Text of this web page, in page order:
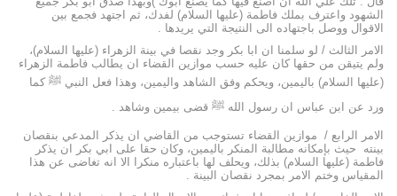
الشهود واعترف بملك فاطمة (عليها السلام) لفدك، ثم اجتهد فجمع بين
الاقوال ووصل باجتهاده الى النتيجة التي يريدها .
الامر الثالث / لو سلمنا ان ابا بكر وجد نقصا في بينة الزهراء (عليها السلام)،
ولم يتيقن من حقها كان عليه حسب موازين القضاء ان يطالب فاطمة الزهراء
(عليها السلام) باليمين، ويحكم وفق الشاهد واليمين، وهذا فعل النبي ﷺ كما
ورد عن ابن عباس ان رسول الله ﷺ قضى بيمين وشاهد .
الامر الرابع / موازين القضاء تستوجب من القاضي ان يذكر المدعي بنقصان
بينته حيث بإمكانه مطالبة المنكر باليمين، وكان حقا على ابي بكر ان يذكر
فاطمة (عليها السلام) بذلك، ويحلف لها باعتباره منكرا الا انه تغاضى عن هذا
المقياس وختم الامر بمجرد نقصان البينة .